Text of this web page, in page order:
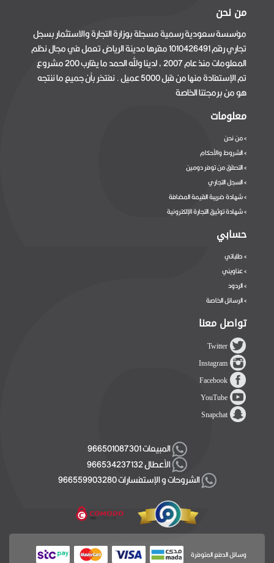
من نحن
مؤسسة سعودية رسمية مسجلة بوزارة التجارة والاستثمار بسجل
تجاري رقم 1010426491 مقرها مدينة الرياض تعمل في مجال نظم
المعلومات منذ عام 2007 ، لدينا ولله الحمد ما يقارب 200 مشروع
تم الإستفادة منها من قبل 5000 عميل . نفتخر بأن جميع ما ننتجه
هو من برمجتنا الخاصة
معلومات
>من نحن
>الشروط والأحكام
>التحقق من توفر دومين
>السجل التجاري
>شهادة ضريبة القيمة المضافة
>شهادة توثيق التجارة الإلكترونية
حسابي
>طلباتي
>عناويني
>الردود
>الرسائل الخاصة
تواصل معنا
Twitter
Instagram
Facebook
YouTube
Snapchat
المبيعات 966501087301
الأعطال 966534237132
الشروحات و الإستفسارات 966559903280
وسائل الدفع المتوفرة